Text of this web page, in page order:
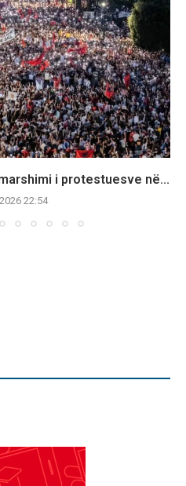
i protestuesve në...
22:54